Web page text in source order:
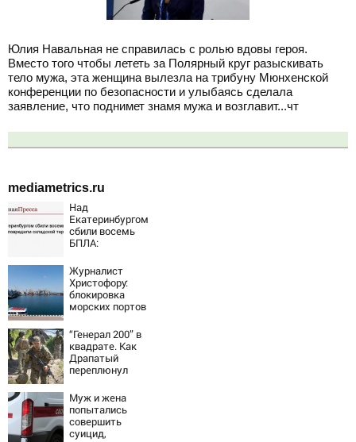
Юлия Навальная не справилась с ролью вдовы героя.
Вместо того чтобы лететь за Полярный круг разыскивать
тело мужа, эта женщина вылезла на трибуну Мюнхенской
конференции по безопасности и улыбаясь сделала
заявление, что поднимет знамя мужа и возглавит...чт
mediametrics.ru
Над
Екатеринбургом
сбили восемь
БПЛА:
800 сотрудников
Wildberries
Журналист
Христофору:
блокировка
морских портов
для Украины
“Генерал 200” в
квадрате. Как
Драпатый
переплюнул
Муж и жена
попытались
совершить
суицид,